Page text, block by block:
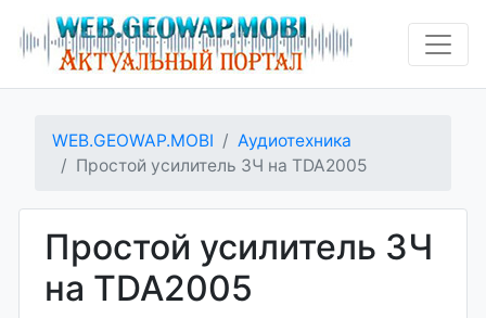
WEB.GEOWAP.MOBI
Аудиотехника
Простой усилитель ЗЧ на TDA2005
Простой усилитель ЗЧ
на TDA2005